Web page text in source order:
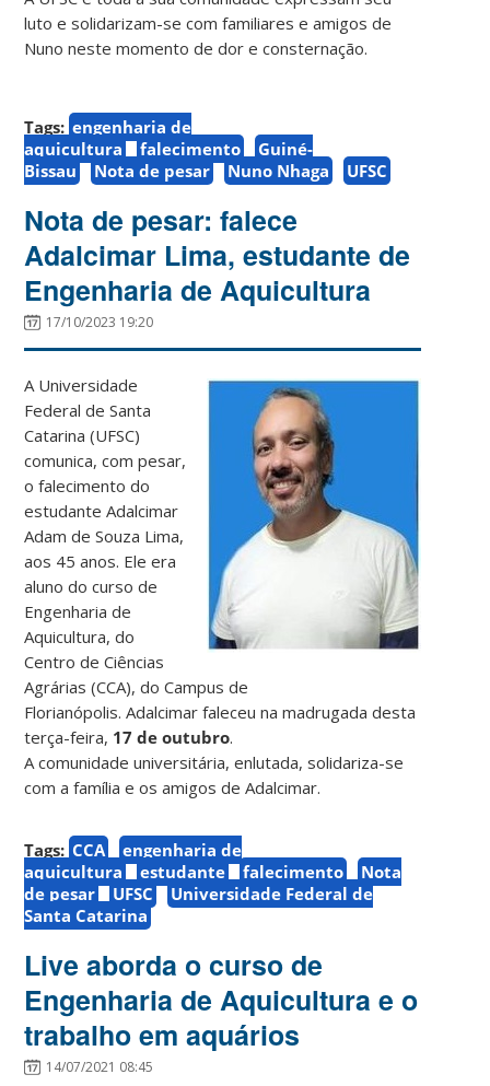
luto e solidarizam-se com familiares e amigos de
Nuno neste momento de dor e consternação.
Tags: engenharia de
aquicultura
falecimento
Guiné-
Bissau
Nota de pesar Nuno Nhaga UFSC
Nota de pesar: falece
Adalcimar Lima, estudante de
Engenharia de Aquicultura
17/10/2023 19:20
A Universidade
Federal de Santa
Catarina (UFSC)
comunica, com pesar,
o falecimento do
estudante Adalcimar
Adam de Souza Lima,
aos 45 anos. Ele era
aluno do curso de
Engenharia de
Aquicultura, do
Centro de Ciências
Agrárias (CCA), do Campus de
Florianópolis. Adalcimar faleceu na madrugada desta
terça-feira, 17 de outubro.
A comunidade universitária, enlutada, solidariza-se
com a família e os amigos de Adalcimar.
Tags: CCA
engenharia de
aquicultura
estudante falecimento
Nota
de pesar
UFSC
Universidade Federal de
Santa Catarina
Live aborda o curso de
Engenharia de Aquicultura e o
trabalho em aquários
14/07/2021 08:45